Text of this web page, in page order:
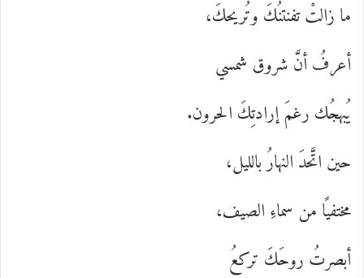
ما زالتْ تفنتنُكَ وتُريحكَ،
أعرفُ أنَّ شروق شمسي
يُبهجُك رغمَ إرادتِكَ الحرون.
حين اتَّحدَ النهارُ بالليل،
مختفيًا من سماءِ الصيف،
أبصرتُ روحَكَ تركعُ